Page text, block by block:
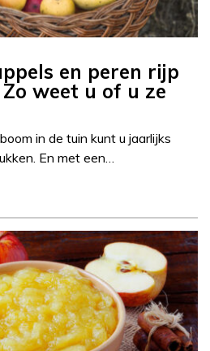
en peren rijp
weet u of u ze
in de tuin kunt u jaarlijks
En met een…